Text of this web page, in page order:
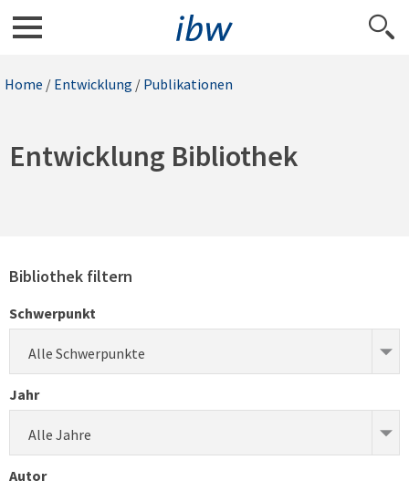
Home / Entwicklung / Publikationen
Entwicklung Bibliothek
Bibliothek filtern
Schwerpunkt
Alle Schwerpunkte
Jahr
Alle Jahre
Autor